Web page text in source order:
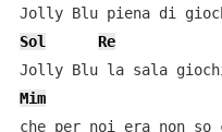
Sol
Re
Mim